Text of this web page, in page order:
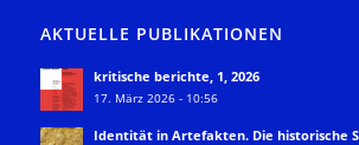
AKTUELLE PUBLIKATIONEN
kritische berichte, 1, 2026
17. März 2026 - 10:56
Identität in Artefakten. Die historische